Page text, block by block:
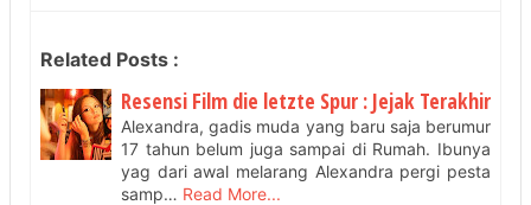
Related Posts :
Resensi Film die letzte Spur : Jejak Terakhir
Alexandra, gadis muda yang baru saja berumur
17 tahun belum juga sampai di Rumah. Ibunya
yag dari awal melarang Alexandra pergi pesta
samp… Read More...